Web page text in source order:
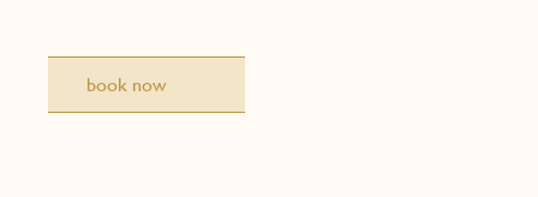
book now